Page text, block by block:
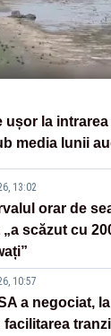
ușor la
media lunii
13:02
orar de
scăzut cu
10:57
a negociat,
facilitarea